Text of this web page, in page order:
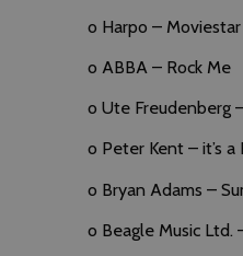
o Harpo – Moviestar
o ABBA – Rock Me
o Ute Freudenberg
o Peter Kent – it’s
o Bryan Adams –
o Beagle Music Ltd.